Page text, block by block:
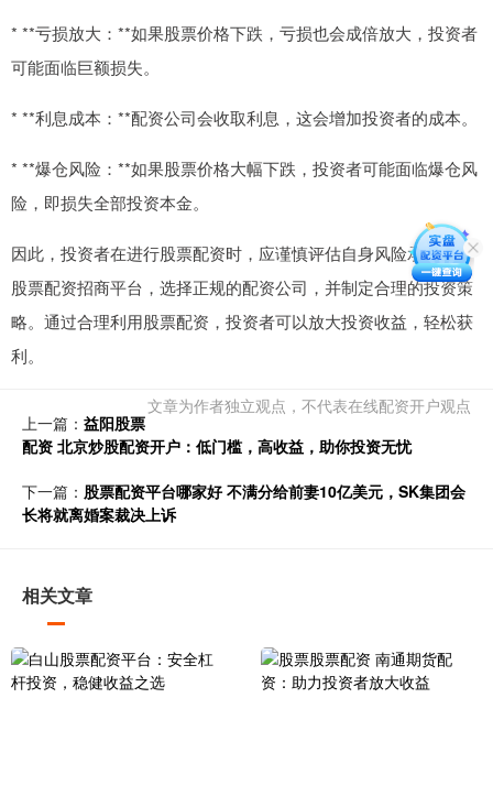
* **亏损放大：**如果股票价格下跌，亏损也会成倍放大，投资者
可能面临巨额损失。
* **利息成本：**配资公司会收取利息，这会增加投资者的成本。
* **爆仓风险：**如果股票价格大幅下跌，投资者可能面临爆仓风
险，即损失全部投资本金。
因此，投资者在进行股票配资时，应谨慎评估自身风险承受能力
股票配资招商平台，选择正规的配资公司，并制定合理的投资策
略。通过合理利用股票配资，投资者可以放大投资收益，轻松获
利。
文章为作者独立观点，不代表在线配资开户观点
上一篇： 益阳股票
配资 北京炒股配资开户：低门槛，高收益，助你投资无忧
下一篇： 股票配资平台哪家好 不满分给前妻10亿美元，SK集团会
长将就离婚案裁决上诉
相关文章